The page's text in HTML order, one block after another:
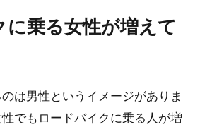
？初めてのロードバイク！
パの自転車...
に乗る女性が増えて
は男性というイメージがありま
でもロードバイクに乗る人が増